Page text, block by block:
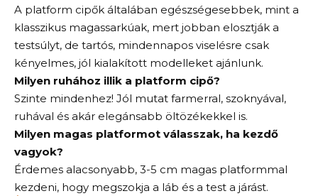
A platform cipők általában egészségesebbek, mint a
klasszikus magassarkúak, mert jobban elosztják a
testsúlyt, de tartós, mindennapos viselésre csak
kényelmes, jól kialakított modelleket ajánlunk.
Milyen ruhához illik a platform cipő?
Szinte mindenhez! Jól mutat farmerral, szoknyával,
ruhával és akár elegánsabb öltözékekkel is.
Milyen magas platformot válasszak, ha kezdő
vagyok?
Érdemes alacsonyabb, 3-5 cm magas platformmal
kezdeni, hogy megszokja a láb és a test a járást.